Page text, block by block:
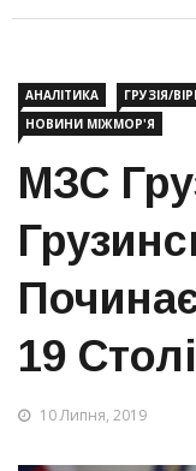
АНАЛІТИКА ГРУЗІЯ/
НОВИНИ МІЖМОР'Я
МЗС
19
10 Липня, 2019